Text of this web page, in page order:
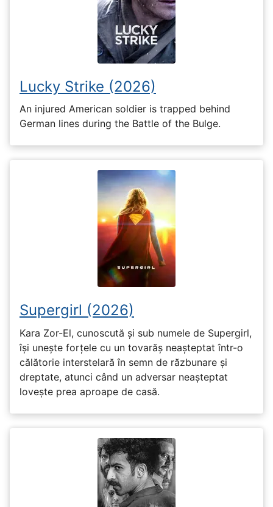
Lucky Strike (2026)
An injured American soldier is trapped behind
German lines during the Battle of the Bulge.
Supergirl (2026)
Kara Zor-El, cunoscută și sub numele de Supergirl,
își unește forțele cu un tovarăș neașteptat într-o
călătorie interstelară în semn de răzbunare și
dreptate, atunci când un adversar neașteptat
lovește prea aproape de casă.